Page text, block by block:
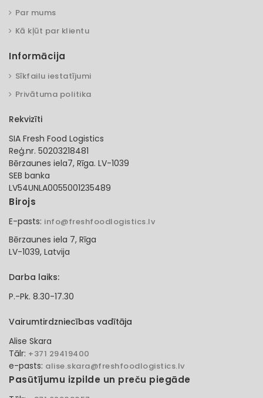
Par mums
Kā kļūt par klientu
Informācija
Sīkfailu iestatījumi
Privātuma politika
Rekvizīti
SIA Fresh Food Logistics
Reģ.nr. 50203218481
Bērzaunes iela7, Rīga. LV-1039
SEB banka
LV54UNLA0055001235489
Birojs
E-pasts: info@freshfoodlogistics.lv
Bērzaunes iela 7, Rīga
LV-1039, Latvija
Darba laiks:
P.-Pk. 8.30-17.30
Vairumtirdzniecības vadītāja
Alise Skara
Tālr: +371 29419400
e-pasts: alise.skara@freshfoodlogistics.lv
Pasūtījumu izpilde un preču piegāde